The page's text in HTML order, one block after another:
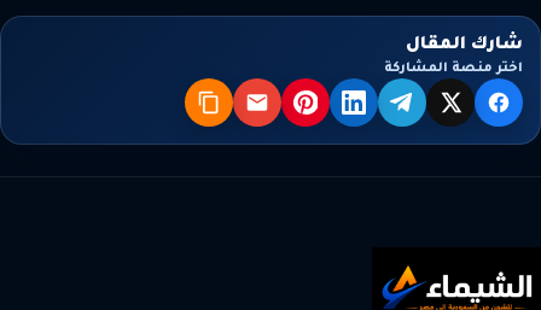
شارك المقال
اختر منصة المشاركة
فيسبوك
X تيليجراملينكدإنبنترستالبريد نسخ